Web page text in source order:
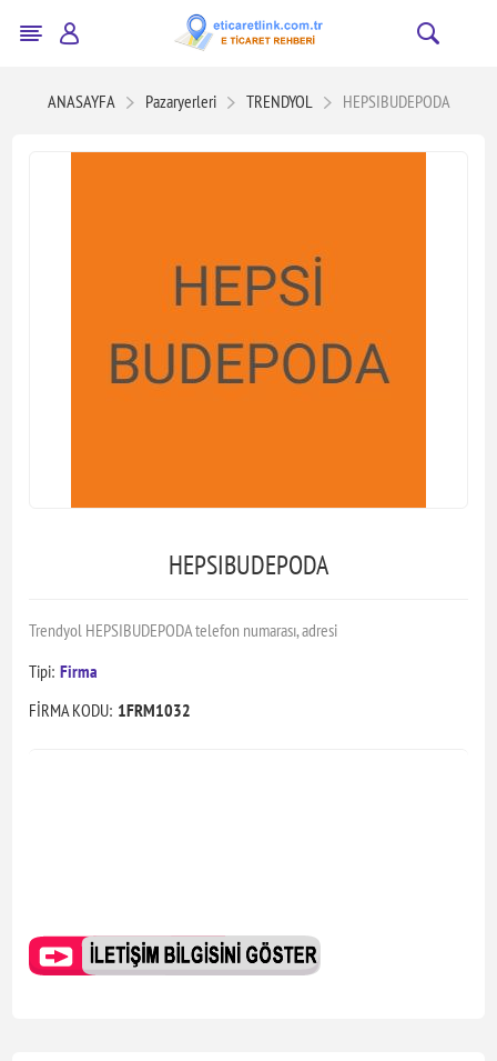
ANASAYFA Pazaryerleri TRENDYOL HEPSIBUDEPODA
HEPSIBUDEPODA
Trendyol HEPSIBUDEPODA telefon numarası, adresi
Tipi: Firma
FİRMA KODU: 1FRM1032